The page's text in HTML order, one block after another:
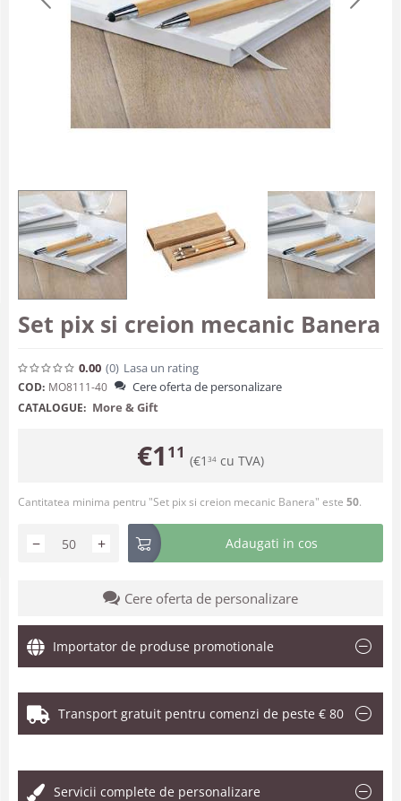
Set pix si creion mecanic Banera
0.00 (0) Lasa un rating
COD: MO8111-40 Cere oferta de personalizare
CATALOGUE: More & Gift
€1 11 (€1 34 cu TVA)
Cantitatea minima pentru "Set pix si creion mecanic Banera" este 50.
+
− Adaugati in cos
Cere oferta de personalizare
Importator de produse promotionale
Transport gratuit pentru comenzi de peste € 80
Servicii complete de personalizare